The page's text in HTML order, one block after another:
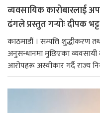
व्यवसायिक कारोबारलाई
ढंगले प्रस्तुत गर्‍योः दीपक भट्ट
काठमाडौं । सम्पत्ति शुद्धीकरण
अनुसन्धानमा मुछिएका
आरोपहरू अस्वीकार गर्दै राज्य